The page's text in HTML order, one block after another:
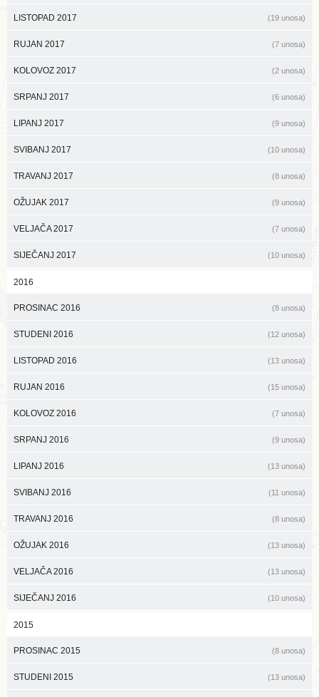
LISTOPAD 2017 (19 unosa)
RUJAN 2017 (7 unosa)
KOLOVOZ 2017 (2 unosa)
SRPANJ 2017 (6 unosa)
LIPANJ 2017 (9 unosa)
SVIBANJ 2017 (10 unosa)
TRAVANJ 2017 (8 unosa)
OŽUJAK 2017 (9 unosa)
VELJAČA 2017 (7 unosa)
SIJEČANJ 2017 (10 unosa)
2016
PROSINAC 2016 (8 unosa)
STUDENI 2016 (12 unosa)
LISTOPAD 2016 (13 unosa)
RUJAN 2016 (15 unosa)
KOLOVOZ 2016 (7 unosa)
SRPANJ 2016 (9 unosa)
LIPANJ 2016 (13 unosa)
SVIBANJ 2016 (11 unosa)
TRAVANJ 2016 (8 unosa)
OŽUJAK 2016 (13 unosa)
VELJAČA 2016 (13 unosa)
SIJEČANJ 2016 (10 unosa)
2015
PROSINAC 2015 (8 unosa)
STUDENI 2015 (13 unosa)